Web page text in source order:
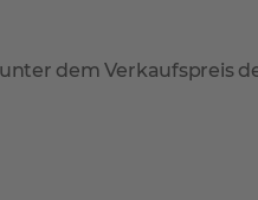
dem Verkaufspreis